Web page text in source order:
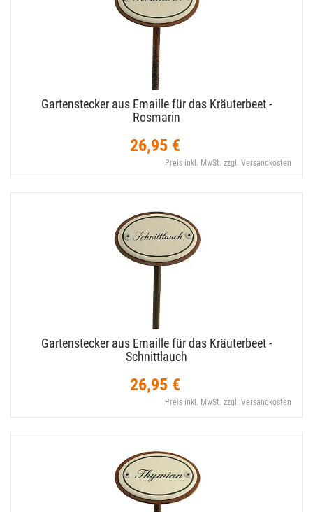
Gartenstecker aus Emaille für das Kräuterbeet -
Rosmarin
26,95 €
Preis inkl. MwSt. zzgl. Versandkosten
Gartenstecker aus Emaille für das Kräuterbeet -
Schnittlauch
26,95 €
Preis inkl. MwSt. zzgl. Versandkosten